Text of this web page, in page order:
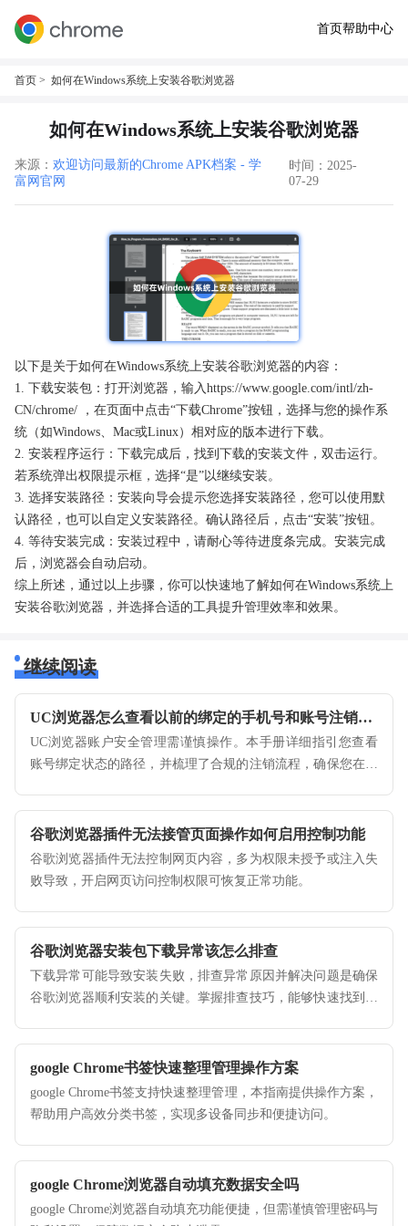
首页帮助中心
首页 > 如何在Windows系统上安装谷歌浏览器
如何在Windows系统上安装谷歌浏览器
来源： 欢迎访问最新的Chrome APK档案 - 学
富网官网
时间：2025-
07-29
以下是关于如何在Windows系统上安装谷歌浏览器的内容：
1. 下载安装包：打开浏览器，输入https://www.google.com/intl/zh-
CN/chrome/ ，在页面中点击“下载Chrome”按钮，选择与您的操作系
统（如Windows、Mac或Linux）相对应的版本进行下载。
2. 安装程序运行：下载完成后，找到下载的安装文件，双击运行。
若系统弹出权限提示框，选择“是”以继续安装。
3. 选择安装路径：安装向导会提示您选择安装路径，您可以使用默
认路径，也可以自定义安装路径。确认路径后，点击“安装”按钮。
4. 等待安装完成：安装过程中，请耐心等待进度条完成。安装完成
后，浏览器会自动启动。
综上所述，通过以上步骤，你可以快速地了解如何在Windows系统上
安装谷歌浏览器，并选择合适的工具提升管理效率和效果。
继续阅读
UC浏览器怎么查看以前的绑定的手机号和账号注销流程
UC浏览器账户安全管理需谨慎操作。本手册详细指引您查看
账号绑定状态的路径，并梳理了合规的注销流程，确保您在需
谷歌浏览器插件无法接管页面操作如何启用控制功能
谷歌浏览器插件无法控制网页内容，多为权限未授予或注入失
败导致，开启网页访问控制权限可恢复正常功能。
谷歌浏览器安装包下载异常该怎么排查
下载异常可能导致安装失败，排查异常原因并解决问题是确保
谷歌浏览器顺利安装的关键。掌握排查技巧，能够快速找到问
google Chrome书签快速整理管理操作方案
google Chrome书签支持快速整理管理，本指南提供操作方案，
帮助用户高效分类书签，实现多设备同步和便捷访问。
google Chrome浏览器自动填充数据安全吗
google Chrome浏览器自动填充功能便捷，但需谨慎管理密码与